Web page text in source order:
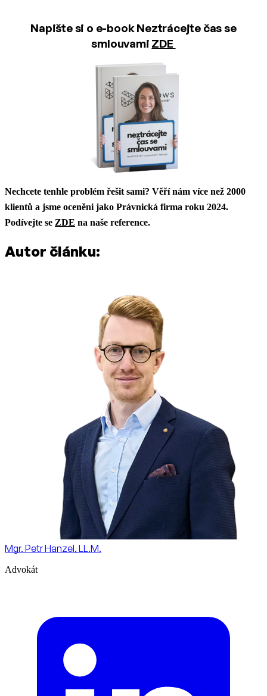
Napište si o e-book Neztrácejte čas se
smlouvami ZDE
Nechcete tenhle problém řešit sami? Věří nám více než 2000
klientů a jsme oceněni jako Právnická firma roku 2024.
Podívejte se ZDE na naše reference.
Autor článku:
Mgr. Petr Hanzel, LL.M.
Advokát